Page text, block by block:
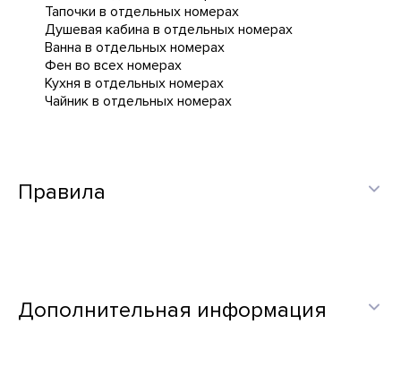
Тапочки в отдельных номерах
Душевая кабина в отдельных номерах
Ванна в отдельных номерах
Фен во всех номерах
Кухня в отдельных номерах
Чайник в отдельных номерах
Правила
Дополнительная информация